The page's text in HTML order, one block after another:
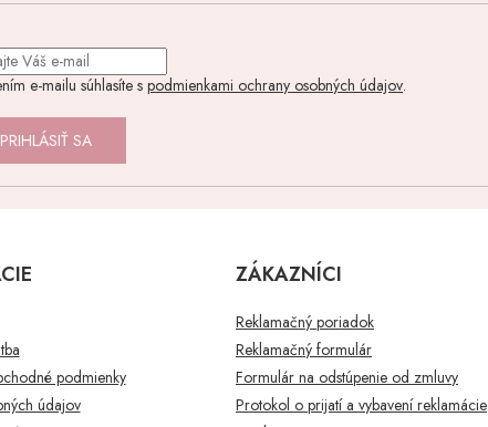
e-mailu súhlasíte s podmienkami ochrany osobných údajov.
PRIHLÁSIŤ SA
podmienky
údajov
ZÁKAZNÍCI
Reklamačný poriadok
Reklamačný formulár
Formulár na odstúpenie od zmluvy
Protokol o prijatí a vybavení reklamácie